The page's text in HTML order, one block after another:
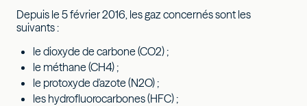
Depuis le 5 février 2016, les gaz concernés sont les
suivants :
le dioxyde de carbone (CO2) ;
le méthane (CH4) ;
le protoxyde d'azote (N2O) ;
les hydrofluorocarbones (HFC) ;